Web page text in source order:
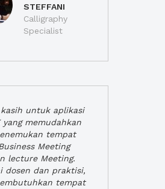
STEFFANI
Calligraphy
Specialist
kasih untuk aplikasi
yang memudahkan
tempat
Meeting
lecture Meeting.
dosen dan praktisi,
tempat